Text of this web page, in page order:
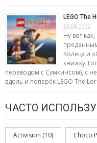
LEGO The
25.08.2022
Ну вот
Колец» и
книжку
переводом с Сумкинсом), с
вдоль и поперёк LEGO The
ЧАСТО
Activision (10) Choco